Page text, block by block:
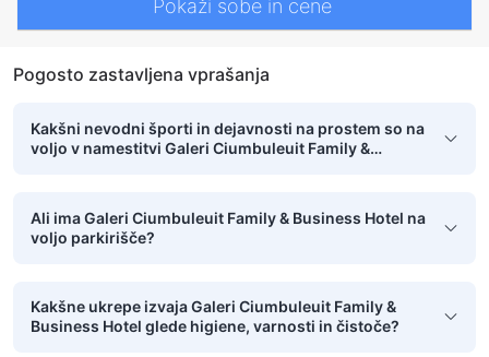
Pokaži sobe in cene
Pogosto zastavljena vprašanja
Kakšni nevodni športi in dejavnosti na prostem so na
voljo v namestitvi Galeri Ciumbuleuit Family &
Ali ima Galeri Ciumbuleuit Family & Business Hotel na
voljo parkirišče?
Kakšne ukrepe izvaja Galeri Ciumbuleuit Family &
Business Hotel glede higiene, varnosti in čistoče?